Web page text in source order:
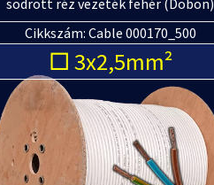
Cikkszám: Cable 000170_500
□ 3x2,5mm²